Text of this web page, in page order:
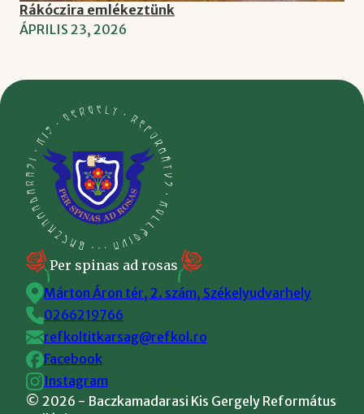
Rákóczira emlékeztünk
ÁPRILIS 23, 2026
Per spinas ad rosas
Márton Áron tér, 2. szám, Székelyudvarhely
0266219766
refkoltitkarsag@refkol.ro
Facebook
Instagram
© 2026 - Baczkamadarasi Kis Gergely Református